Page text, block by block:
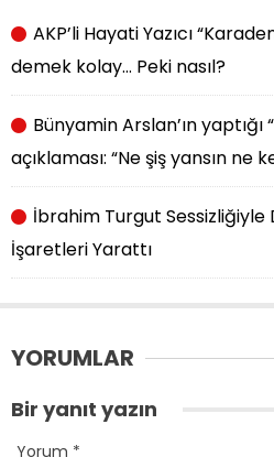
AKP’li Hayati Yazıcı
demek kolay… Peki nasıl?
Bünyamin Arslan’ın
açıklaması: “Ne şiş yansın ne
İbrahim Turgut Sessizliğiyle
İşaretleri Yarattı
YORUMLAR
Bir yanıt yazın
Yorum *